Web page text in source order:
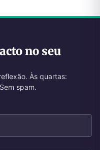
no seu
Às quartas:
spam.